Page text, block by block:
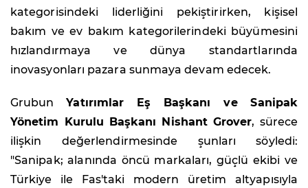
kategorisindeki liderliğini pekiştirirken, kişisel
bakım ve ev bakım kategorilerindeki büyümesini
hızlandırmaya ve dünya standartlarında
inovasyonları pazara sunmaya devam edecek.
GrubunYatırımlar Eş Başkanı ve Sanipak
Yönetim Kurulu Başkanı Nishant Grover, sürece
ilişkin değerlendirmesinde şunları söyledi:
"Sanipak; alanında öncü markaları, güçlü ekibi ve
Türkiye ile Fas'taki modern üretim altyapısıyla